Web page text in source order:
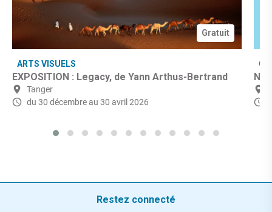
Gratuit
ARTS VISUELS
EXPOSITION : Legacy, de Yann Arthus-Bertrand
Tanger
du 30 décembreau 30 avril 2026
Restez connecté